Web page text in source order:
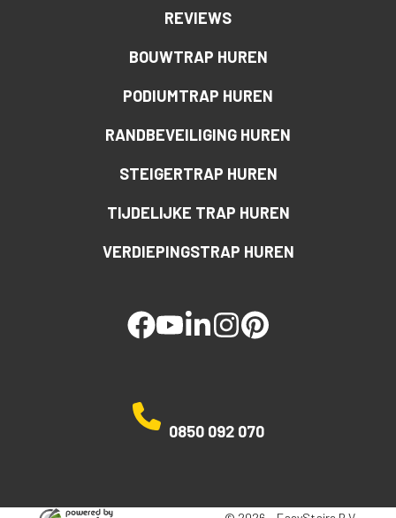
REVIEWS
BOUWTRAP HUREN
PODIUMTRAP HUREN
RANDBEVEILIGING HUREN
STEIGERTRAP HUREN
TIJDELIJKE TRAP HUREN
VERDIEPINGSTRAP HUREN
facebook
youtube
linkedinstagram
pinterest
0850 092 070